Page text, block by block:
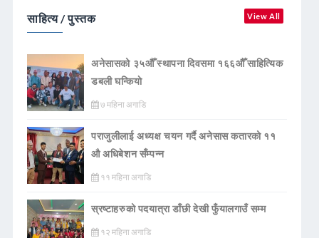
साहित्य / पुस्तक View All
अनेसासको ३५औँ स्थापना दिवसमा १६६औँ साहित्यिक
डबली घन्कियाे
७ महिना अगाडि
पराजुलीलाई अध्यक्ष चयन गर्दै अनेसास कतारको ११
औ अधिबेशन सँम्पन्न
११ महिना अगाडि
स्रष्टाहरुको पदयात्रा डाँछी देखी फुँयालगाउँ सम्म
१२ महिना अगाडि